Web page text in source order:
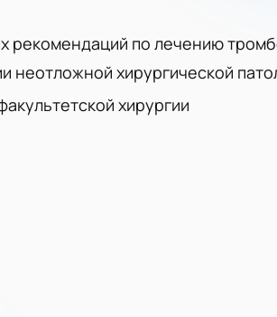
рекомендаций по лечению
неотложной хирургической
хирургии